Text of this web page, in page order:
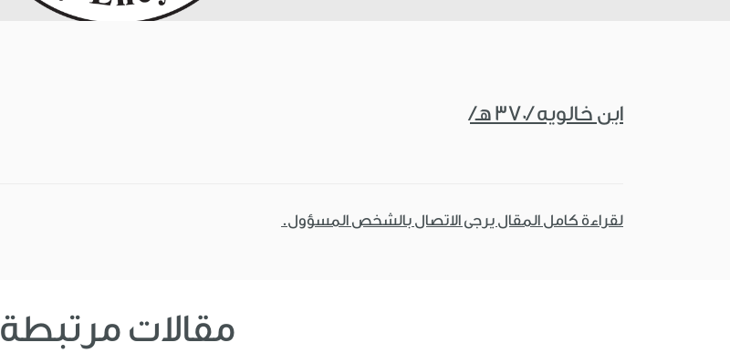
ابن خالويه /370 هـ/
لقراءة كامل المقال يرجى الاتصال بالشخص المسؤول.
مقالات مرتبطة